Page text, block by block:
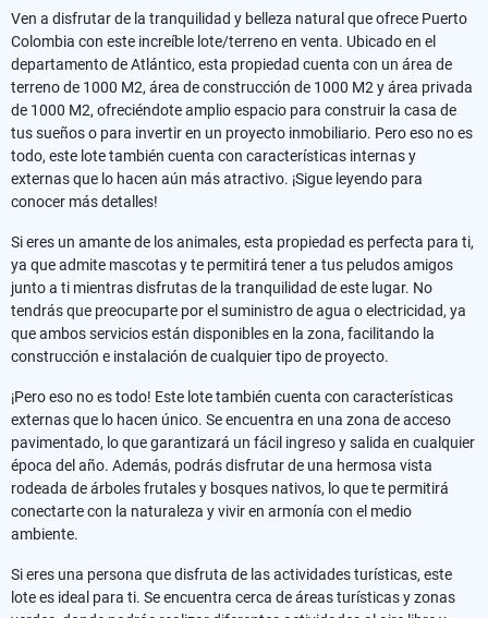
Ven a disfrutar de la tranquilidad y belleza natural que ofrece Puerto
Colombia con este increíble lote/terreno en venta. Ubicado en el
departamento de Atlántico, esta propiedad cuenta con un área de
terreno de 1000 M2, área de construcción de 1000 M2 y área privada
de 1000 M2, ofreciéndote amplio espacio para construir la casa de
tus sueños o para invertir en un proyecto inmobiliario. Pero eso no es
todo, este lote también cuenta con características internas y
externas que lo hacen aún más atractivo. ¡Sigue leyendo para
conocer más detalles!
Si eres un amante de los animales, esta propiedad es perfecta para ti,
ya que admite mascotas y te permitirá tener a tus peludos amigos
junto a ti mientras disfrutas de la tranquilidad de este lugar. No
tendrás que preocuparte por el suministro de agua o electricidad, ya
que ambos servicios están disponibles en la zona, facilitando la
construcción e instalación de cualquier tipo de proyecto.
¡Pero eso no es todo! Este lote también cuenta con características
externas que lo hacen único. Se encuentra en una zona de acceso
pavimentado, lo que garantizará un fácil ingreso y salida en cualquier
época del año. Además, podrás disfrutar de una hermosa vista
rodeada de árboles frutales y bosques nativos, lo que te permitirá
conectarte con la naturaleza y vivir en armonía con el medio
ambiente.
Si eres una persona que disfruta de las actividades turísticas, este
lote es ideal para ti. Se encuentra cerca de áreas turísticas y zonas